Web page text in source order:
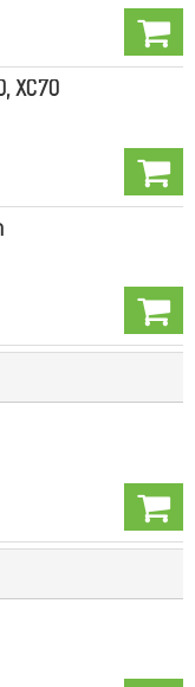
XC70